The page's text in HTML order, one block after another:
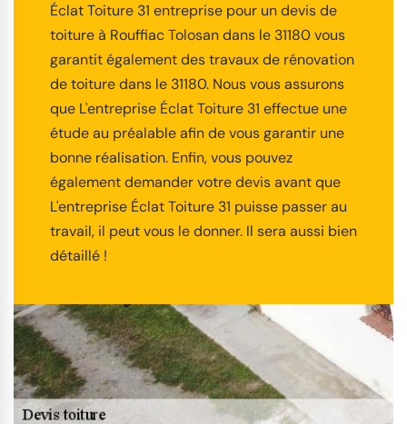
Éclat Toiture 31 entreprise pour un devis de
toiture à Rouffiac Tolosan dans le 31180 vous
garantit également des travaux de rénovation
de toiture dans le 31180. Nous vous assurons
que L'entreprise Éclat Toiture 31 effectue une
étude au préalable afin de vous garantir une
bonne réalisation. Enfin, vous pouvez
également demander votre devis avant que
L'entreprise Éclat Toiture 31 puisse passer au
travail, il peut vous le donner. Il sera aussi bien
détaillé !